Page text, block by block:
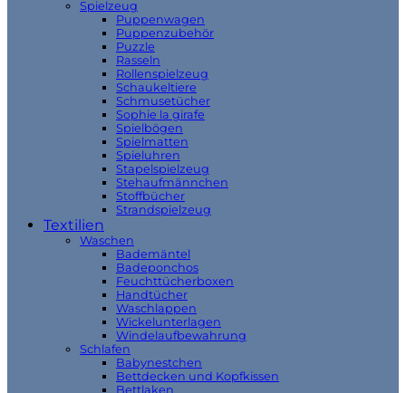
Spielzeug
Puppenwagen
Puppenzubehör
Puzzle
Rasseln
Rollenspielzeug
Schaukeltiere
Schmusetücher
Sophie la girafe
Spielbögen
Spielmatten
Spieluhren
Stapelspielzeug
Stehaufmännchen
Stoffbücher
Strandspielzeug
Textilien
Waschen
Bademäntel
Badeponchos
Feuchttücherboxen
Handtücher
Waschlappen
Wickelunterlagen
Windelaufbewahrung
Schlafen
Babynestchen
Bettdecken und Kopfkissen
Bettlaken